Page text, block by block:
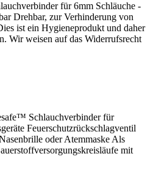
für 6mm Schläuche -
Drehbar, zur Verhinderung von
ist ein Hygieneprodukt und daher
Wir weisen auf das Widerrufsrecht
Schlauchverbinder für
Feuerschutzrückschlagventil
oder Atemmaske Als
mit